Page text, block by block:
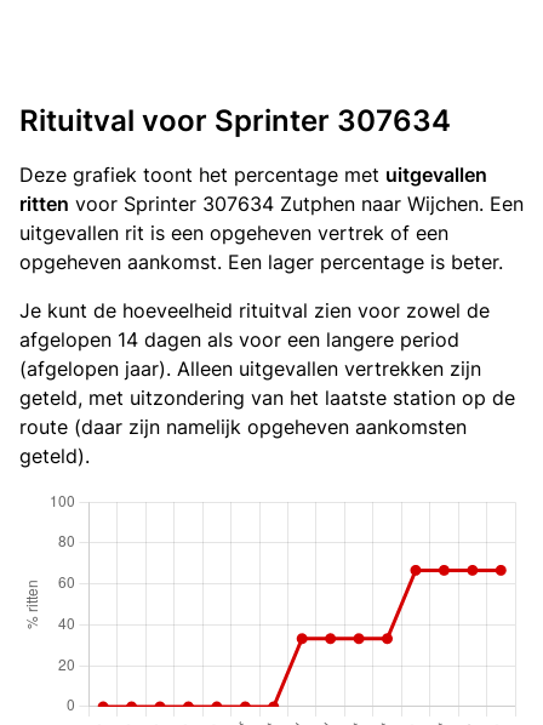
Rituitval voor Sprinter 307634
Deze grafiek toont het percentage met uitgevallen
ritten voor Sprinter 307634 Zutphen naar Wijchen. Een
uitgevallen rit is een opgeheven vertrek of een
opgeheven aankomst. Een lager percentage is beter.
Je kunt de hoeveelheid rituitval zien voor zowel de
afgelopen 14 dagen als voor een langere period
(afgelopen jaar). Alleen uitgevallen vertrekken zijn
geteld, met uitzondering van het laatste station op de
route (daar zijn namelijk opgeheven aankomsten
geteld).